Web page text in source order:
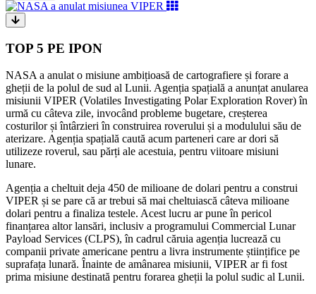
TOP 5 PE IPON
NASA a anulat o misiune ambițioasă de cartografiere și forare a
gheții de la polul de sud al Lunii. Agenția spațială a anunțat anularea
misiunii VIPER (Volatiles Investigating Polar Exploration Rover) în
urmă cu câteva zile, invocând probleme bugetare, creșterea
costurilor și întârzieri în construirea roverului și a modulului său de
aterizare. Agenția spațială caută acum parteneri care ar dori să
utilizeze roverul, sau părți ale acestuia, pentru viitoare misiuni
lunare.
Agenția a cheltuit deja 450 de milioane de dolari pentru a construi
VIPER și se pare că ar trebui să mai cheltuiască câteva milioane
dolari pentru a finaliza testele. Acest lucru ar pune în pericol
finanțarea altor lansări, inclusiv a programului Commercial Lunar
Payload Services (CLPS), în cadrul căruia agenția lucrează cu
companii private americane pentru a livra instrumente științifice pe
suprafața lunară. Înainte de amânarea misiunii, VIPER ar fi fost
prima misiune destinată pentru forarea gheții la polul sudic al Lunii.